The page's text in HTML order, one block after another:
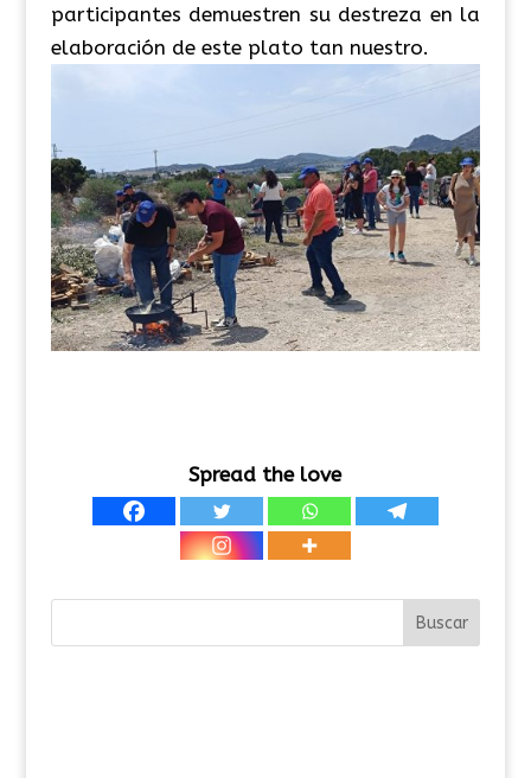
participantes demuestren su destreza en la
elaboración de este plato tan nuestro.
Spread the love